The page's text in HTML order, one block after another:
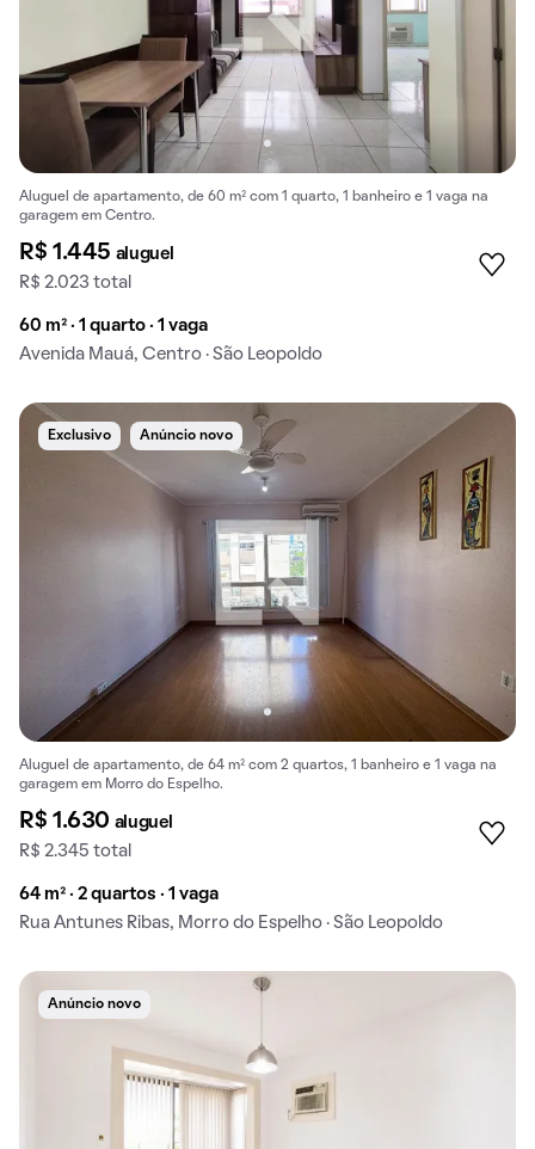
Aluguel de apartamento, de 60 m² com 1 quarto, 1 banheiro e 1 vaga na
garagem em Centro.
R$ 1.445 aluguel
R$ 2.023 total
60 m² · 1 quarto · 1 vaga
Avenida Mauá, Centro · São Leopoldo
Exclusivo Anúncio novo
Aluguel de apartamento, de 64 m² com 2 quartos, 1 banheiro e 1 vaga na
garagem em Morro do Espelho.
R$ 1.630 aluguel
R$ 2.345 total
64 m² · 2 quartos · 1 vaga
Rua Antunes Ribas, Morro do Espelho · São Leopoldo
Anúncio novo